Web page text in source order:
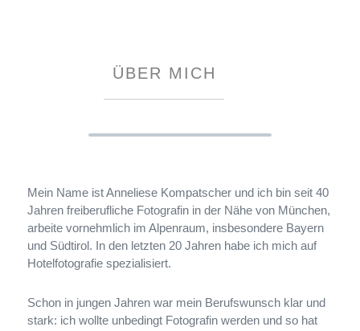
ÜBER MICH
Mein Name ist Anneliese Kompatscher und ich bin seit 40
Jahren frei­be­ruf­li­che Fotografin in der Nähe von München,
arbeite vor­nehm­lich im Alpenraum, ins­be­son­dere Bayern
und Südtirol. In den letz­ten 20 Jahren habe ich mich auf
Hotelfotografie spezialisiert.
Schon in jun­gen Jahren war mein Berufswunsch klar und
stark: ich wollte unbe­dingt Fotografin wer­den und so hat